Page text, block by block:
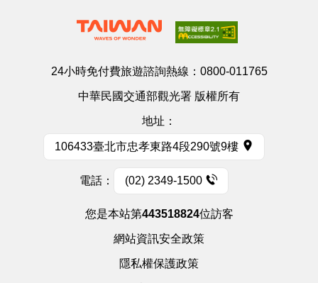
24小時免付費旅遊諮詢熱線： 0800-011765
中華民國交通部觀光署 版權所有
地址：
106433臺北市忠孝東路4段290號9樓
電話： (02) 2349-1500
您是本站第443518824位訪客
網站資訊安全政策
隱私權保護政策